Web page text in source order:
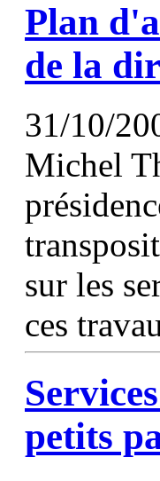
Plan
de la
31/10/
Michel
sur les
ces
petits